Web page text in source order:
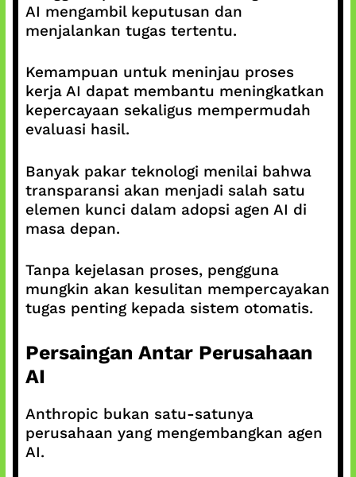
AI mengambil keputusan dan
menjalankan tugas tertentu.
Kemampuan untuk meninjau proses
kerja AI dapat membantu meningkatkan
kepercayaan sekaligus mempermudah
evaluasi hasil.
Banyak pakar teknologi menilai bahwa
transparansi akan menjadi salah satu
elemen kunci dalam adopsi agen AI di
masa depan.
Tanpa kejelasan proses, pengguna
mungkin akan kesulitan mempercayakan
tugas penting kepada sistem otomatis.
Persaingan Antar Perusahaan
AI
Anthropic bukan satu-satunya
perusahaan yang mengembangkan agen
AI.